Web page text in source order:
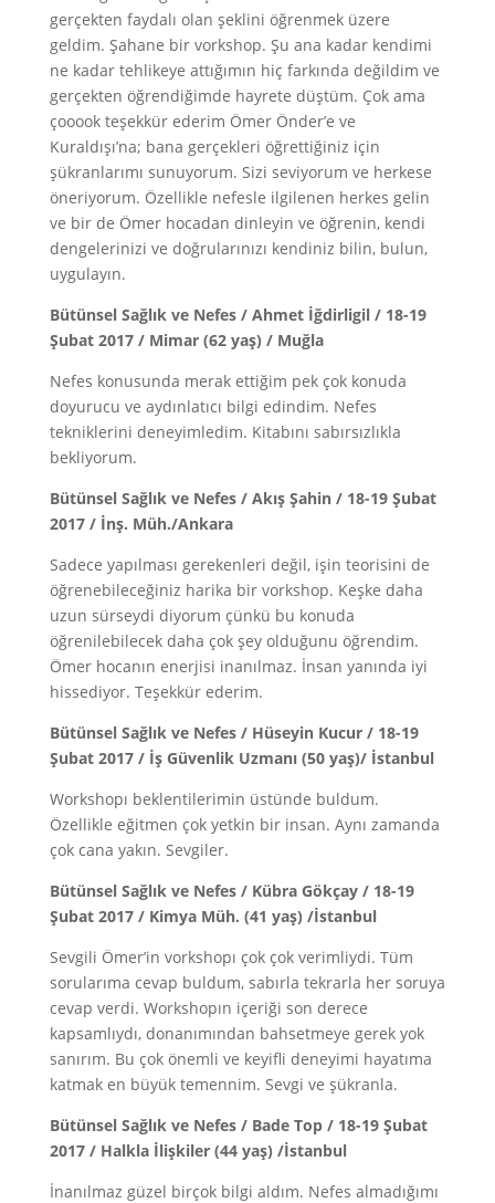
gerçekten faydalı olan şeklini öğrenmek üzere
geldim. Şahane bir vorkshop. Şu ana kadar kendimi
ne kadar tehlikeye attığımın hiç farkında değildim ve
gerçekten öğrendiğimde hayrete düştüm. Çok ama
çooook teşekkür ederim Ömer Önder’e ve
Kuraldışı’na; bana gerçekleri öğrettiğiniz için
şükranlarımı sunuyorum. Sizi seviyorum ve herkese
öneriyorum. Özellikle nefesle ilgilenen herkes gelin
ve bir de Ömer hocadan dinleyin ve öğrenin, kendi
dengelerinizi ve doğrularınızı kendiniz bilin, bulun,
uygulayın.
Bütünsel Sağlık ve Nefes / Ahmet İğdirligil / 18-19
Şubat 2017 / Mimar (62 yaş) / Muğla
Nefes konusunda merak ettiğim pek çok konuda
doyurucu ve aydınlatıcı bilgi edindim. Nefes
tekniklerini deneyimledim. Kitabını sabırsızlıkla
bekliyorum.
Bütünsel Sağlık ve Nefes / Akış Şahin / 18-19 Şubat
2017 / İnş. Müh./Ankara
Sadece yapılması gerekenleri değil, işin teorisini de
öğrenebileceğiniz harika bir vorkshop. Keşke daha
uzun sürseydi diyorum çünkü bu konuda
öğrenilebilecek daha çok şey olduğunu öğrendim.
Ömer hocanın enerjisi inanılmaz. İnsan yanında iyi
hissediyor. Teşekkür ederim.
Bütünsel Sağlık ve Nefes / Hüseyin Kucur / 18-19
Şubat 2017 / İş Güvenlik Uzmanı (50 yaş)/ İstanbul
Workshopı beklentilerimin üstünde buldum.
Özellikle eğitmen çok yetkin bir insan. Aynı zamanda
çok cana yakın. Sevgiler.
Bütünsel Sağlık ve Nefes / Kübra Gökçay / 18-19
Şubat 2017 / Kimya Müh. (41 yaş) /İstanbul
Sevgili Ömer’in vorkshopı çok çok verimliydi. Tüm
sorularıma cevap buldum, sabırla tekrarla her soruya
cevap verdi. Workshopın içeriği son derece
kapsamlıydı, donanımından bahsetmeye gerek yok
sanırım. Bu çok önemli ve keyifli deneyimi hayatıma
katmak en büyük temennim. Sevgi ve şükranla.
Bütünsel Sağlık ve Nefes / Bade Top / 18-19 Şubat
2017 / Halkla İlişkiler (44 yaş) /İstanbul
İnanılmaz güzel birçok bilgi aldım. Nefes almadığımı